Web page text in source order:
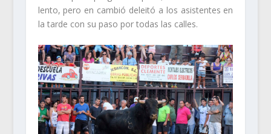
lento, pero en cambió deleitó a los asistentes en
la tarde con su paso por todas las calles.